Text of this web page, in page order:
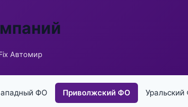
Автомир
ФО Приволжский ФО